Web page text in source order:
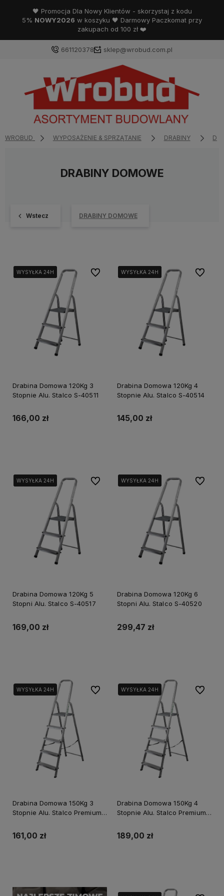
🖤 Promocja Dla Nowy Klientów - skorzystaj z kodu
5% NOWY2026 w koszyku 🖤 Darmowy Paczkomat przy
zakupach od 100 zł ❤️
661120378 sklep@wrobud.com.pl
WROBUD WYPOSAŻENIE & SPRZĄTANIE DRABINY
DRABINY DOMOWE
Wstecz DRABINY DOMOWE
WYSYŁKA 24H
WYSYŁKA 24H
WYSYŁKA 24H
Drabina Domowa 120Kg 3
Stopnie Alu. Stalco S-40511
166,00 zł
Do ulubionychWYSYŁKA 24H
WYSYŁKA 24H
WYSYŁKA 24H
Drabina Domowa 120Kg 4
Stopnie Alu. Stalco S-40514
145,00 zł
Do
WYSYŁKA 24H
WYSYŁKA 24H
WYSYŁKA 24H
Drabina Domowa 120Kg 5
Stopni Alu. Stalco S-40517
169,00 zł
Do ulubionychWYSYŁKA 24H
WYSYŁKA 24H
WYSYŁKA 24H
Drabina Domowa 120Kg 6
Stopni Alu. Stalco S-40520
299,47 zł
Do
WYSYŁKA 24H
Drabina Domowa 150Kg 3
Stopnie Alu. Stalco Premium
161,00 zł
Do ulubionychWYSYŁKA 24H
Drabina Domowa 150Kg 4
Stopnie Alu. Stalco Premium
189,00 zł
Do